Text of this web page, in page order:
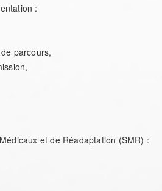
:
parcours,
et de Réadaptation (SMR) :